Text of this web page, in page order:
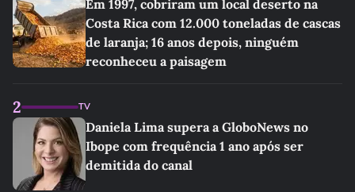
Em 1997, cobriram um local deserto na
Costa Rica com 12.000 toneladas de cascas
de laranja; 16 anos depois, ninguém
reconheceu a paisagem
2 TV
Daniela Lima supera a GloboNews no
Ibope com frequência 1 ano após ser
demitida do canal